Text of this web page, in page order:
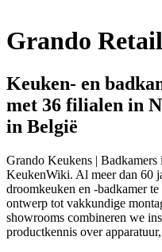
Grando
Keuken- en
met 36 filialen in
in België
Grando Keukens | Badkamers
KeukenWiki. Al meer dan 60
droomkeuken en -badkamer
ontwerp tot vakkundige
showrooms combineren we
productkennis over